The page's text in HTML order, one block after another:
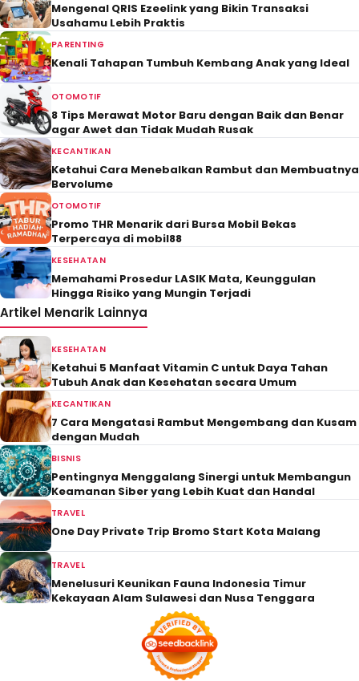
Mengenal QRIS Ezeelink yang Bikin Transaksi
Usahamu Lebih Praktis
PARENTING
Kenali Tahapan Tumbuh Kembang Anak yang Ideal
OTOMOTIF
8 Tips Merawat Motor Baru dengan Baik dan Benar
agar Awet dan Tidak Mudah Rusak
KECANTIKAN
Ketahui Cara Menebalkan Rambut dan Membuatnya
Bervolume
OTOMOTIF
Promo THR Menarik dari Bursa Mobil Bekas
Terpercaya di mobil88
KESEHATAN
Memahami Prosedur LASIK Mata, Keunggulan
Hingga Risiko yang Mungin Terjadi
Artikel Menarik Lainnya
KESEHATAN
Ketahui 5 Manfaat Vitamin C untuk Daya Tahan
Tubuh Anak dan Kesehatan secara Umum
KECANTIKAN
7 Cara Mengatasi Rambut Mengembang dan Kusam
dengan Mudah
BISNIS
Pentingnya Menggalang Sinergi untuk Membangun
Keamanan Siber yang Lebih Kuat dan Handal
TRAVEL
One Day Private Trip Bromo Start Kota Malang
TRAVEL
Menelusuri Keunikan Fauna Indonesia Timur
Kekayaan Alam Sulawesi dan Nusa Tenggara